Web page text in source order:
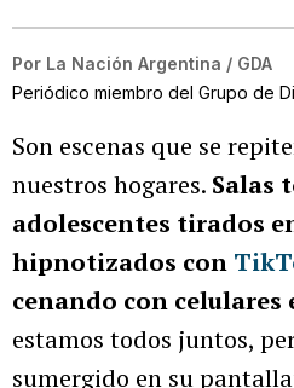
Por La Nación Argentina / GDA
Periódico miembro del Grupo de
Son escenas que se
nuestros hogares. Salas
adolescentes tirados
hipnotizados con
cenando con celulares
estamos todos juntos,
sumergido en su